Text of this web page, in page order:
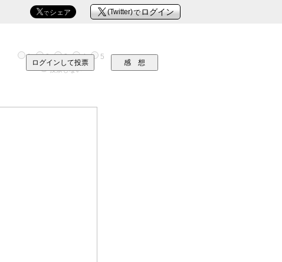
Ｘ(Twitter)でログイン
Ｘで シェア
1 2 3 4 5
投票しない
感 想
ログインして投票